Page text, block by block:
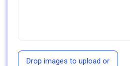
Drop images to upload or